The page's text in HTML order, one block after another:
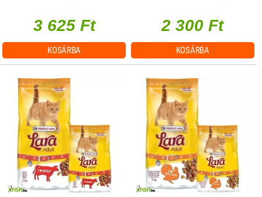
3 625 Ft
KOSÁRBA
2 300 Ft
KOSÁRBA